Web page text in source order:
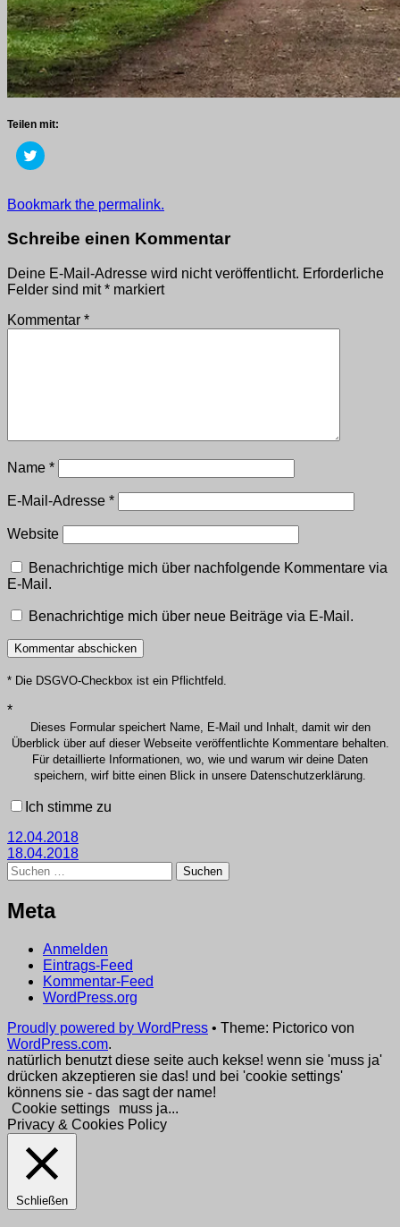
Teilen mit:
Klick,
um
zu
teilen
in
neuem
geöffnet)
Getaggt
2018,
Bookmark the permalink.
Schreibe einen Kommentar
Deine E-Mail-Adresse wird nicht veröffentlicht. Erforderliche
Felder sind mit* markiert
Kommentar *
Name *
E-Mail-Adresse *
Website
Benachrichtige mich über nachfolgende Kommentare via
E-Mail.
Benachrichtige mich über neue Beiträge via E-Mail.
* Die DSGVO-Checkbox ist ein Pflichtfeld.
*
Dieses Formular speichert Name, E-Mail und Inhalt, damit wir den
Überblick über auf dieser Webseite veröffentlichte Kommentare behalten.
Für detaillierte Informationen, wo, wie und warum wir deine Daten
speichern, wirf bitte einen Blick in unsere Datenschutzerklärung.
Ich stimme zu
Beitragsnavigation
12.04.2018
18.04.2018
Suchen
nach:
Meta
Anmelden
Eintrags-Feed
Kommentar-Feed
WordPress.org
Proudly powered by WordPress • Theme: Pictorico von
WordPress.com.
natürlich benutzt diese seite auch kekse! wenn sie 'muss ja'
drücken akzeptieren sie das! und bei 'cookie settings'
könnens sie - das sagt der name!
Cookie settings
muss ja...
Privacy & Cookies Policy
Schließen